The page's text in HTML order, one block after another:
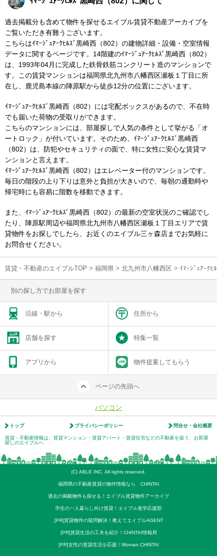
過去掲載分も含めて物件を探せるエイブル賃貸不動産アーカイブを
ご覧いただき有難うございます。
こちらはｲﾏｰｼﾞｭｱｰｸﾋﾙｽﾞ黒崎西（802）の建物詳細・設備・空室情報
データに関するページです。14階建のｲﾏｰｼﾞｭｱｰｸﾋﾙｽﾞ黒崎西（802）
は、1993年04月に完成した鉄骨鉄筋コンクリート造のマンションで
す。この賃貸マンションは福岡県北九州市八幡西区瀬板１丁目に所
在し、鹿児島本線の陣原駅から徒歩12分の位置にございます。
ｲﾏｰｼﾞｭｱｰｸﾋﾙｽﾞ黒崎西（802）には宅配ボックスがあるので、不在時
でも届いた荷物の受取りができます。
こちらのマンションには、部屋探しで人気の条件として挙がる「オ
ートロック」が付いています。そのため、ｲﾏｰｼﾞｭｱｰｸﾋﾙｽﾞ黒崎西
（802）は、防犯やセキュリティの面で、特に女性に安心な賃貸マ
ンションと言えます。
ｲﾏｰｼﾞｭｱｰｸﾋﾙｽﾞ黒崎西（802）はエレベーター付のマンションです。
毎日の階段の上り下りは意外と負担が大きいので、毎朝の通勤時や
帰宅時にも容易に階数を移動できます。
また、ｲﾏｰｼﾞｭｱｰｸﾋﾙｽﾞ黒崎西（802）の最新の空室状況のご確認でし
たり、陣原駅周辺や福岡県北九州市八幡西区瀬板１丁目エリアで賃
貸物件をお探しでしたら、お近くのエイブル三ヶ森店までお気軽に
お問合せください。
賃貸・不動産のエイブルTOP > 福岡県 > 北九州市八幡西区 > ｲﾏｰｼﾞｭｱｰｸﾋ
別の探し方でお部屋を探す
沿線・駅から 住所から
店舗を探す 特集一覧
アプリから 物件提案してもらう
ページの先頭へ
パソコン
トップ プライバシーポリシー 問合せ・会社概要
賃貸・不動産情報は、賃貸マンション・賃貸アパート・賃貸住宅などの不動産を扱う、お部屋
探しのエイブルへ
(C) ABLE INC. All rights reserved.
福岡県の不動産賃貸の物件情報なら CHINTAI
過去の掲載物件も探せる！エイブル賃貸物件アーカイブ
学生の一人暮らし向け賃貸！エイブル進学応援部
[PR]賃貸物件の疑問解決！教えてエイブルAGENT
[PR]賃貸生活の工夫を紹介！CHINTAI情報局
[PR]女性の賃貸生活を応援！Woman.CHINTAI